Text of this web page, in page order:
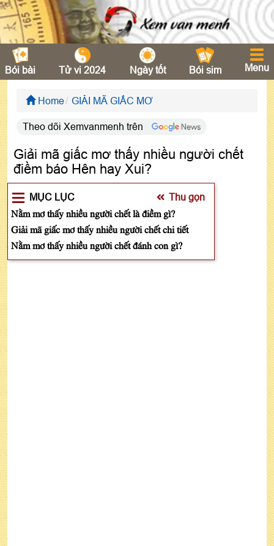
Bói bài Tử vi 2024 Ngày tốt Bói sim Menu
Home GIẢI MÃ GIẤC MƠ
Theo dõi Xemvanmenh trên
Giải mã giấc mơ thấy nhiều người chết
điềm báo Hên hay Xui?
MỤC LỤC Thu gọn
Nằm mơ thấy nhiều người chết là điềm gì?
Giải mã giấc mơ thấy nhiều người chết chi tiết
Nằm mơ thấy nhiều người chết đánh con gì?